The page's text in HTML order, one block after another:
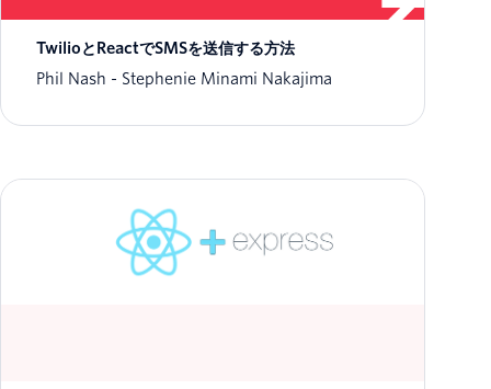
TwilioとReactでSMSを送信する方法
Phil Nash
Stephenie Minami Nakajima